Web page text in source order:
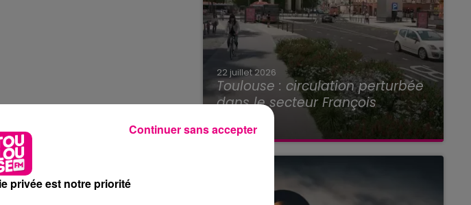
22 juillet 2026
Toulouse : circulation perturbée
dans le secteur François
privée est notre priorité
Continuer sans accepter